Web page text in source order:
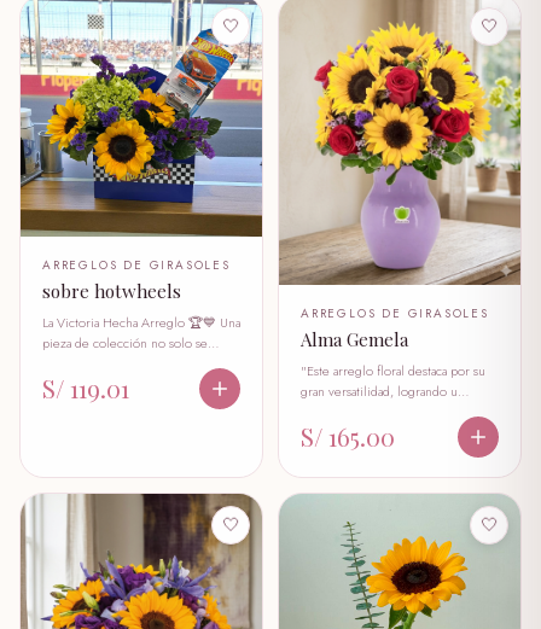
🤍
ARREGLOS DE GIRASOLES
sobre hotwheels
La Victoria Hecha Arreglo 🏆💙 Una
pieza de colección no solo se…
S/ 119.01
🤍
ARREGLOS DE GIRASOLES
Alma Gemela
"Este arreglo floral destaca por su
gran versatilidad, logrando u…
S/ 165.00
🤍 🤍